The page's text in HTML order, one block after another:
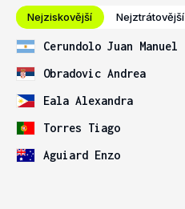
Nejziskovější Nejztrátovější
Cerundolo Juan Manuel
Obradovic Andrea
Eala Alexandra
Torres Tiago
Aguiard Enzo